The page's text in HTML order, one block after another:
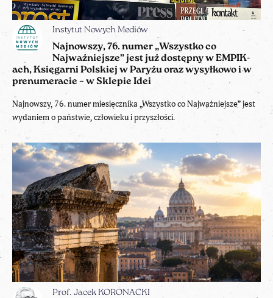
Instytut Nowych Mediów
Najnowszy, 76. numer „Wszystko co
Najważniejsze” jest już dostępny w EMPIK-
ach, Księgarni Polskiej w Paryżu oraz wysyłkowo i w
prenumeracie – w Sklepie Idei
Najnowszy, 76. numer miesięcznika „Wszystko co Najważniejsze” jest
wydaniem o państwie, człowieku i przyszłości.
Prof. Jacek KORONACKI